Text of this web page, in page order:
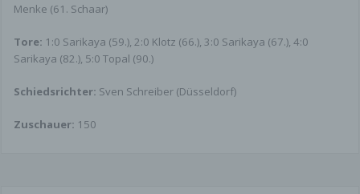
Menke (61. Schaar)
Tore: 1:0 Sarikaya (59.), 2:0 Klotz (66.), 3:0 Sarikaya (67.), 4:0
Sarikaya (82.), 5:0 Topal (90.)
Schiedsrichter: Sven Schreiber (Düsseldorf)
Zuschauer: 150